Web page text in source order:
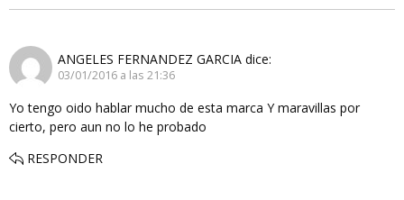
ANGELES FERNANDEZ GARCIA dice:
03/01/2016 a las 21:36
Yo tengo oido hablar mucho de esta marca Y maravillas por
cierto, pero aun no lo he probado
RESPONDER